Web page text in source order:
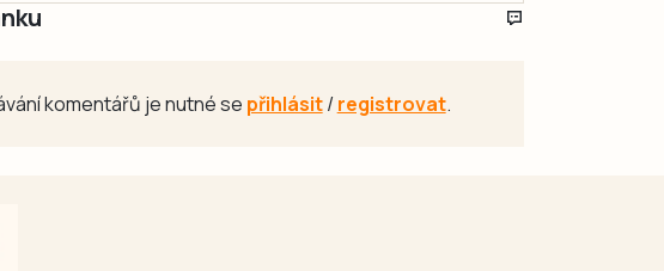
komentářů je nutné se přihlásit/registrovat.